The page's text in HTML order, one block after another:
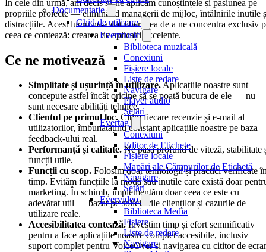
Documentație
Ghid de utilizare
Evermusic
Biblioteca muzicală
Conexiuni
Fișiere locale
Liste de redare
Navigare
Player audio
Setări
Evertag
Conexiuni
Editor de Etichete
Fișiere locale
Mapări ale Câmpurilor de Etichetă
Navigare
Setări
Evervideo
Biblioteca Media
Fișiere
Liste de redare
Navigare
În cele din urmă, am decis să ne aplicăm cunoștințele și pasiunea pe
propriile proiecte — eliminând managerii de mijloc, întâlnirile inutile
distracțiile. Acest lucru ne-a dat libertatea de a ne concentra exclusiv
ceea ce contează: crearea de aplicații excelente.
Ce ne motivează
Simplitate și ușurință în utilizare.Aplicațiile noastre sunt
concepute astfel încât oricine să se poată bucura de ele — nu
sunt necesare abilități tehnice.
Clientul pe primul loc.Citim fiecare recenzie și e-mail al
utilizatorilor, îmbunătățind constant aplicațiile noastre pe baza
feedback-ului real.
Performanță și calitate.Ne pasă profund de viteză, stabilitate
funcții utile.
Funcții cu scop. Folosim doar tehnologii și practici verificate
timp. Evităm funcțiile la modă sau inutile care există doar
marketing. În schimb, implementăm doar ceea ce este cu
adevărat util — bazat pe solicitările clienților și cazurile de
utilizare reale.
Accesibilitatea contează.Investim timp și efort semnificativ
pentru a face aplicațiile noastre complet accesibile, inclusiv
suport complet pentru VoiceOver și navigarea cu cititor de